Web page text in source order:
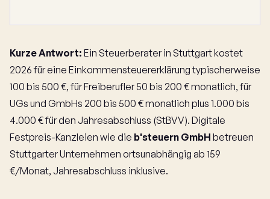
Kurze Antwort: Ein Steuerberater in Stuttgart kostet
2026 für eine Einkommensteuererklärung typischerweise
100 bis 500 €, für Freiberufler 50 bis 200 € monatlich, für
UGs und GmbHs 200 bis 500 € monatlich plus 1.000 bis
4.000 € für den Jahresabschluss (StBVV). Digitale
Festpreis-Kanzleien wie die b'steuern GmbH betreuen
Stuttgarter Unternehmen ortsunabhängig ab 159
€/Monat, Jahresabschluss inklusive.